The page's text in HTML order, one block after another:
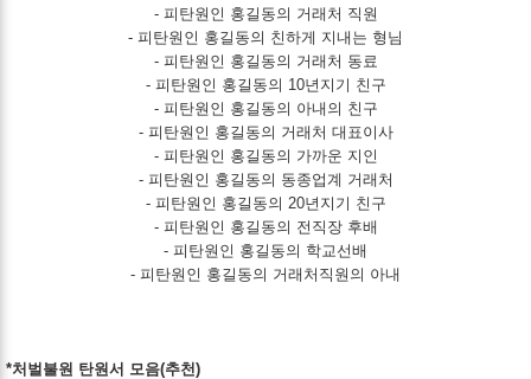
- 피탄원인 홍길동의 거래처 직원
- 피탄원인 홍길동의 친하게 지내는 형님
- 피탄원인 홍길동의 거래처 동료
- 피탄원인 홍길동의 10년지기 친구
- 피탄원인 홍길동의 아내의 친구
- 피탄원인 홍길동의 거래처 대표이사
- 피탄원인 홍길동의 가까운 지인
- 피탄원인 홍길동의 동종업계 거래처
- 피탄원인 홍길동의 20년지기 친구
- 피탄원인 홍길동의 전직장 후배
- 피탄원인 홍길동의 학교선배
- 피탄원인 홍길동의 거래처직원의 아내
*처벌불원 탄원서 모음(추천)